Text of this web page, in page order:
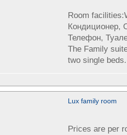
Room
Кондиционер,
Телефон,
The Family
two single beds.
Lux family room
Prices are per